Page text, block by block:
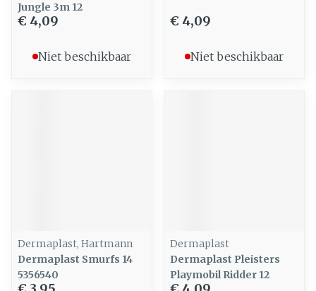
Jungle 3m 12
€ 4,09
Niet beschikbaar
€ 4,09
Niet beschikbaar
Dermaplast, Hartmann
Dermaplast Smurfs 14
5356540
Dermaplast
Dermaplast Pleisters
Playmobil Ridder 12